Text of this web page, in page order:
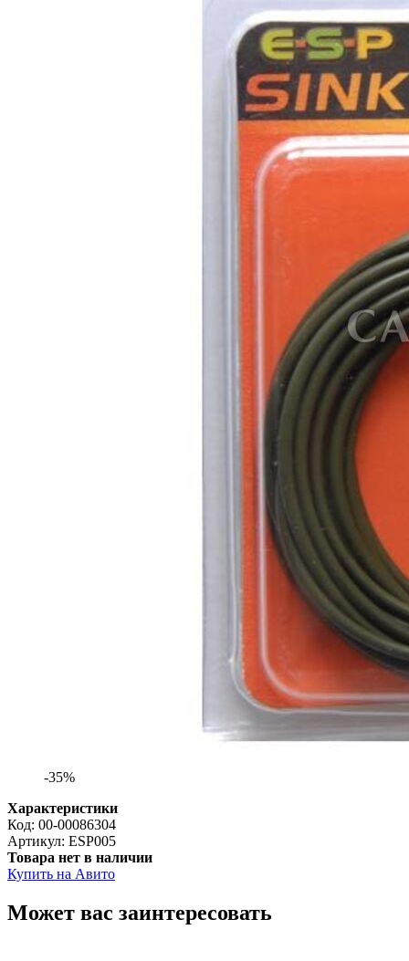
-35%
Характеристики
Код: 00-00086304
Артикул: ESP005
Товара нет в наличии
Купить на Авито
Может вас заинтересовать